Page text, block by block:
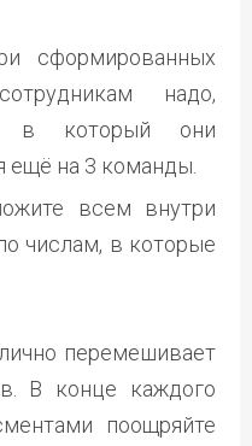
сформированных
надо,
в который они
ещё на 3 команды.
всем внутри
числам, в которые
перемешивает
В конце каждого
поощряйте